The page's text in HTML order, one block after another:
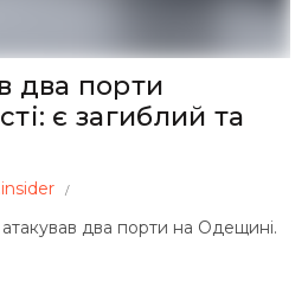
два порти
є загиблий та
два порти на Одещині.